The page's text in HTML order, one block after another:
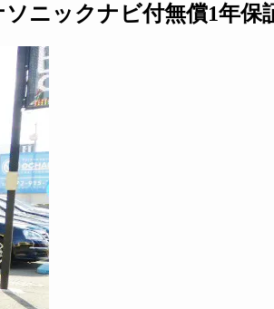
ニックナビ付無償1年保